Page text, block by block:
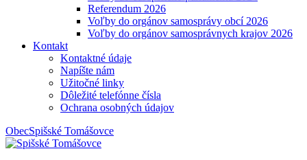
Referendum 2026
Voľby do orgánov samosprávy obcí 2026
Voľby do orgánov samosprávnych krajov 2026
Kontakt
Kontaktné údaje
Napíšte nám
Užitočné linky
Dôležité telefónne čísla
Ochrana osobných údajov
ObecSpišské Tomášovce